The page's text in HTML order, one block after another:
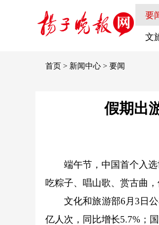
要
文
首页 > 新闻中心 > 要闻
假期出
端午节，中国首个入
吃粽子、唱山歌、赏古曲
文化和旅游部6月3日公
亿人次，同比增长5.7%；